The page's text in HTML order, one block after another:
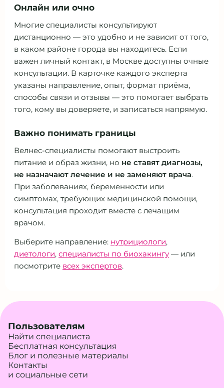
Онлайн или очно
Многие специалисты консультируют
дистанционно — это удобно и не зависит от того,
в каком районе города вы находитесь. Если
важен личный контакт, в Москве доступны очные
консультации. В карточке каждого эксперта
указаны направление, опыт, формат приёма,
способы связи и отзывы — это помогает выбрать
того, кому вы доверяете, и записаться напрямую.
Важно понимать границы
Велнес-специалисты помогают выстроить
питание и образ жизни, но не ставят диагнозы,
не назначают лечение и не заменяют врача.
При заболеваниях, беременности или
симптомах, требующих медицинской помощи,
консультация проходит вместе с лечащим
врачом.
Выберите направление: нутрициологи,
диетологи, специалисты по биохакингу — или
посмотрите всех экспертов.
Пользователям
Найти специалиста
Бесплатная консультация
Блог и полезные материалы
Контакты
и социальные сети